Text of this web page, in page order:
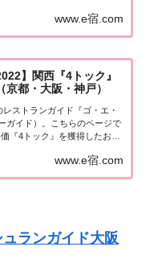
』関西「大阪エリア」で
に掲載されたお店...
www.e宿.com
】関西『4トック』
京都・大阪・神戸）
ストランガイド『ゴ・エ・
ガイド）。こちらのページで
『4トック』を獲得したお店
について一覧にまとめまし
www.e宿.com
ュランガイド大阪